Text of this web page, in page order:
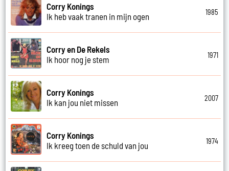
Corry Konings
Ik heb vaak tranen in mijn ogen
1985
Corry en De Rekels
Ik hoor nog je stem
1971
Corry Konings
Ik kan jou niet missen
2007
Corry Konings
Ik kreeg toen de schuld van jou
1974